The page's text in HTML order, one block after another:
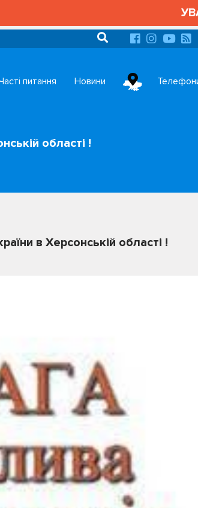
питання Новини
області !
в Херсонській області !